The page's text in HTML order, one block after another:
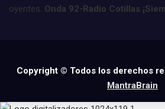
oyentes. Onda 92-Radio Cotillas
Copyright © Todos los derechos
MantraBrain